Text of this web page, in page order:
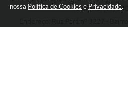
nossa Política de Cookies e Privacidade.
Telefone: (17)
Endereço: Rua Pará nº 3227 -
15502-236